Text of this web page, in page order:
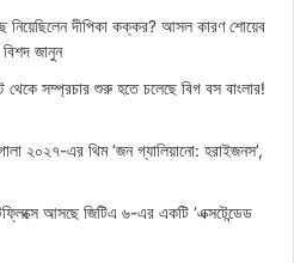
দীপিকা কক্কর? আসল কারণ শোয়েব
বিশদ জানুন
সম্প্রচার শুরু হতে চলেছে বিগ বস বাংলার!
এর থিম ‘জন গ্যালিয়ানো: হরাইজনস’,
আসছে জিটিএ ৬-এর একটি ‘এক্সটেন্ডেড